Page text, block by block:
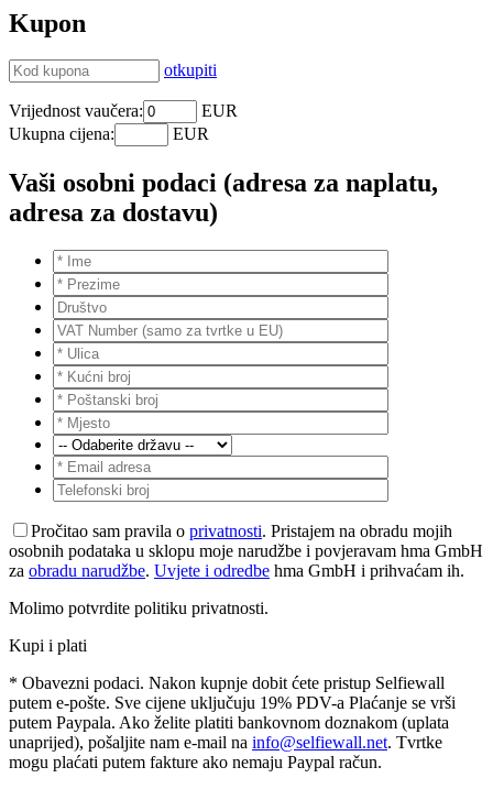
Kupon
otkupiti
Vrijednost vaučera:
EUR
Ukupna cijena:
EUR
Vaši osobni podaci (adresa za naplatu,
adresa za dostavu)
Pročitao sam pravila o privatnosti. Pristajem na obradu mojih
osobnih podataka u sklopu moje narudžbe i povjeravam hma GmbH
za obradu narudžbe. Uvjete i odredbe hma GmbH i prihvaćam ih.
Molimo potvrdite politiku privatnosti.
Kupi i plati
* Obavezni podaci. Nakon kupnje dobit ćete pristup Selfiewall
putem e-pošte. Sve cijene uključuju 19% PDV-a Plaćanje se vrši
putem Paypala. Ako želite platiti bankovnom doznakom (uplata
unaprijed), pošaljite nam e-mail na info@selfiewall.net. Tvrtke
mogu plaćati putem fakture ako nemaju Paypal račun.